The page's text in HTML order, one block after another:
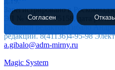
Зарегистрировано в
ЭЛ № ФС 77 - 75158, дата
Главный редактор Гибало
редакции. 8(41136)4-95-98
a.gibalo@adm-mirny.ru
Magic System
Согласен